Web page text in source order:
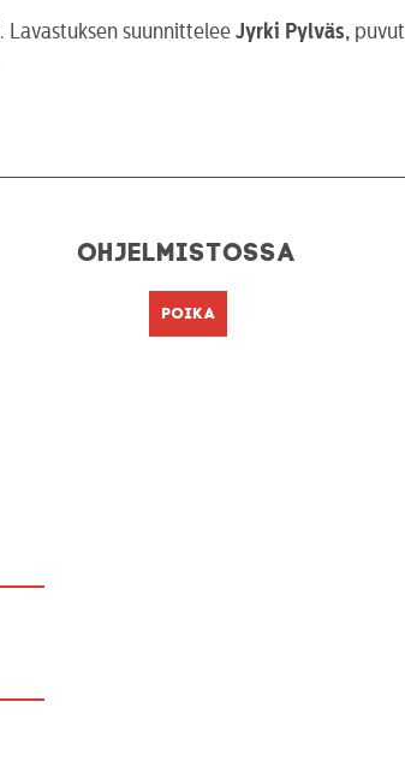
. Lavastuksen suunnitteleeJyrki Pylväs, puvut
Ohjelmistossa
Poika